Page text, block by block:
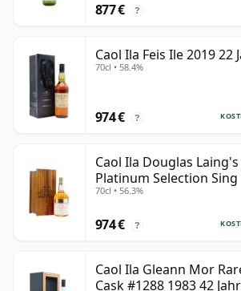
877 € ?
Caol Ila Feis Ile 2019 22
70cl • 58.4%
974 € ?
Caol Ila Douglas
Platinum Selection Sing
alt
70cl • 56.3%
974 € ?
Caol Ila Gleann Mor
Cask #1288 1983 42